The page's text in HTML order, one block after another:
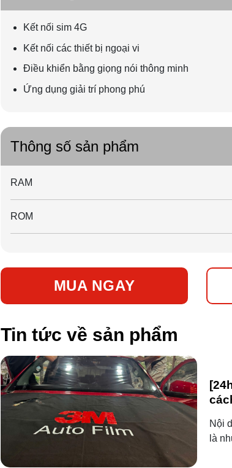
Kết nối sim 4G
Kết nối các thiết bị ngoại vi
Điều khiển bằng giọng nói thông minh
Ứng dụng giải trí phong phú
Thông số sản phẩm
RAM
ROM
MUA NGAY
Tin tức về sản phẩm
Nội
là